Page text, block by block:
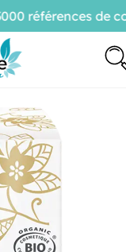
références de